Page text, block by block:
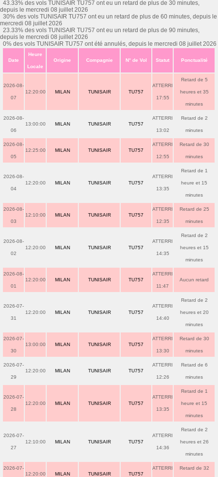
43.33% des vols TUNISAIR TU757 ont eu un retard de plus de 30 minutes,
depuis le mercredi 08 juillet 2026
30% des vols TUNISAIR TU757 ont eu un retard de plus de 60 minutes, depuis le
mercredi 08 juillet 2026
23.33% des vols TUNISAIR TU757 ont eu un retard de plus de 90 minutes,
depuis le mercredi 08 juillet 2026
0% des vols TUNISAIR TU757 ont été annulés, depuis le mercredi 08 juillet 2026
Date
Heure
Locale
Origine Compagnie N° de Vol Statut Ponctualité
2026-08-
07
12:20:00 MILAN TUNISAIR TU757
ATTERRI
17:55
Retard de 5
heures et 35
minutes
2026-08-
06
13:00:00 MILAN TUNISAIR TU757
ATTERRI
13:02
Retard de 2
minutes
2026-08-
05
12:25:00 MILAN TUNISAIR TU757
ATTERRI
12:55
Retard de 30
minutes
2026-08-
04
12:20:00 MILAN TUNISAIR TU757
ATTERRI
13:35
Retard de 1
heure et 15
minutes
2026-08-
03
12:10:00 MILAN TUNISAIR TU757
ATTERRI
12:35
Retard de 25
minutes
2026-08-
02
12:20:00 MILAN TUNISAIR TU757
ATTERRI
14:35
Retard de 2
heures et 15
minutes
2026-08-
01
12:20:00 MILAN TUNISAIR TU757
ATTERRI
11:47
Aucun retard
2026-07-
31
12:20:00 MILAN TUNISAIR TU757
ATTERRI
14:40
Retard de 2
heures et 20
minutes
2026-07-
30
13:00:00 MILAN TUNISAIR TU757
ATTERRI
13:30
Retard de 30
minutes
2026-07-
29
12:20:00 MILAN TUNISAIR TU757
ATTERRI
12:26
Retard de 6
minutes
2026-07-
28
12:20:00 MILAN TUNISAIR TU757
ATTERRI
13:35
Retard de 1
heure et 15
minutes
2026-07-
27
12:10:00 MILAN TUNISAIR TU757
ATTERRI
14:36
Retard de 2
heures et 26
minutes
2026-07-
12:20:00 MILAN TUNISAIR TU757
ATTERRI Retard de 32